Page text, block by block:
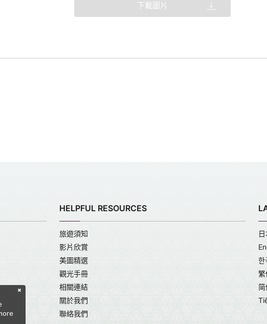
下載圖片
HELPFUL RESOURCES
旅遊須知
影片欣賞
美圖精選
觀光手冊
相關連結
關於我們
聯絡我們
한
繁
简